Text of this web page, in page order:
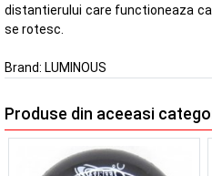
distantierului care functioneaza
se rotesc.
Brand: LUMINOUS
Produse din aceeasi